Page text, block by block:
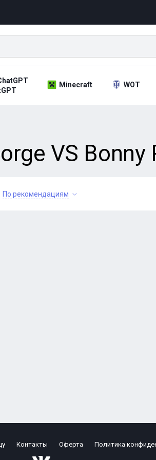
Minecraft WOT
VS Bonny
По рекомендациям
Контакты Оферта Политика